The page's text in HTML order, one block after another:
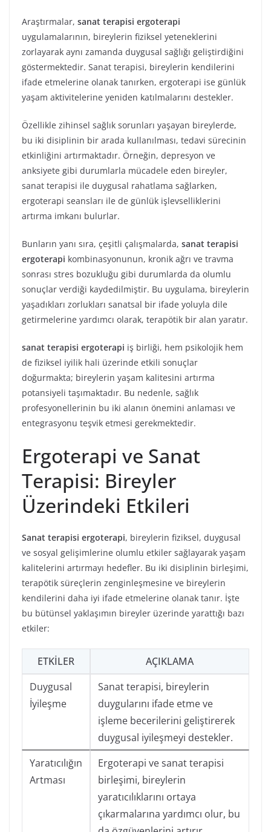
Araştırmalar, sanat terapisi ergoterapi
uygulamalarının, bireylerin fiziksel yeteneklerini
zorlayarak aynı zamanda duygusal sağlığı geliştirdiğini
göstermektedir. Sanat terapisi, bireylerin kendilerini
ifade etmelerine olanak tanırken, ergoterapi ise günlük
yaşam aktivitelerine yeniden katılmalarını destekler.
Özellikle zihinsel sağlık sorunları yaşayan bireylerde,
bu iki disiplinin bir arada kullanılması, tedavi sürecinin
etkinliğini artırmaktadır. Örneğin, depresyon ve
anksiyete gibi durumlarla mücadele eden bireyler,
sanat terapisi ile duygusal rahatlama sağlarken,
ergoterapi seansları ile de günlük işlevselliklerini
artırma imkanı bulurlar.
Bunların yanı sıra, çeşitli çalışmalarda, sanat terapisi
ergoterapi kombinasyonunun, kronik ağrı ve travma
sonrası stres bozukluğu gibi durumlarda da olumlu
sonuçlar verdiği kaydedilmiştir. Bu uygulama, bireylerin
yaşadıkları zorlukları sanatsal bir ifade yoluyla dile
getirmelerine yardımcı olarak, terapötik bir alan yaratır.
sanat terapisi ergoterapi iş birliği, hem psikolojik hem
de fiziksel iyilik hali üzerinde etkili sonuçlar
doğurmakta; bireylerin yaşam kalitesini artırma
potansiyeli taşımaktadır. Bu nedenle, sağlık
profesyonellerinin bu iki alanın önemini anlaması ve
entegrasyonu teşvik etmesi gerekmektedir.
Ergoterapi ve Sanat
Terapisi: Bireyler
Üzerindeki Etkileri
Sanat terapisi ergoterapi, bireylerin fiziksel, duygusal
ve sosyal gelişimlerine olumlu etkiler sağlayarak yaşam
kalitelerini artırmayı hedefler. Bu iki disiplinin birleşimi,
terapötik süreçlerin zenginleşmesine ve bireylerin
kendilerini daha iyi ifade etmelerine olanak tanır. İşte
bu bütünsel yaklaşımın bireyler üzerinde yarattığı bazı
etkiler:
ETKILER
AÇIKLAMA
Duygusal
İyileşme
Sanat terapisi, bireylerin
duygularını ifade etme ve
işleme becerilerini geliştirerek
duygusal iyileşmeyi destekler.
Yaratıcılığın
Artması
Ergoterapi ve sanat terapisi
birleşimi, bireylerin
yaratıcılıklarını ortaya
çıkarmalarına yardımcı olur, bu